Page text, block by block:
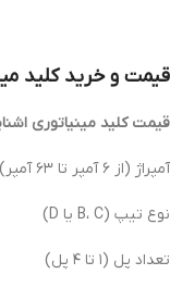
قیمت و خرید کلید
قیمت کلید مینیاتوری
آمپراژ (از ۶ آمپر تا ۶۳ آمپر)
نوع تیپ (B، C یا D)
تعداد پل (۱ تا ۴ پل)